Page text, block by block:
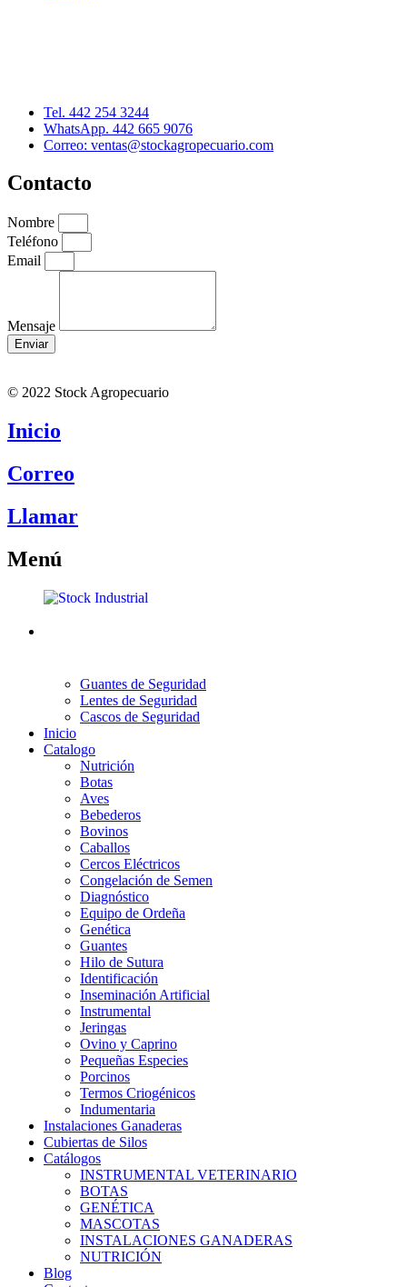
Tel. 442 254 3244
WhatsApp. 442 665 9076
Correo: ventas@stockagropecuario.com
Contacto
Nombre
Teléfono
Email
Mensaje
Enviar
© 2022 Stock Agropecuario
Inicio
Correo
Llamar
Menú
Guantes de Seguridad
Lentes de Seguridad
Cascos de Seguridad
Inicio
Catalogo
Nutrición
Botas
Aves
Bebederos
Bovinos
Caballos
Cercos Eléctricos
Congelación de Semen
Diagnóstico
Equipo de Ordeña
Genética
Guantes
Hilo de Sutura
Identificación
Inseminación Artificial
Instrumental
Jeringas
Ovino y Caprino
Pequeñas Especies
Porcinos
Termos Criogénicos
Indumentaria
Instalaciones Ganaderas
Cubiertas de Silos
Catálogos
INSTRUMENTAL VETERINARIO
BOTAS
GENÉTICA
MASCOTAS
INSTALACIONES GANADERAS
NUTRICIÓN
Blog